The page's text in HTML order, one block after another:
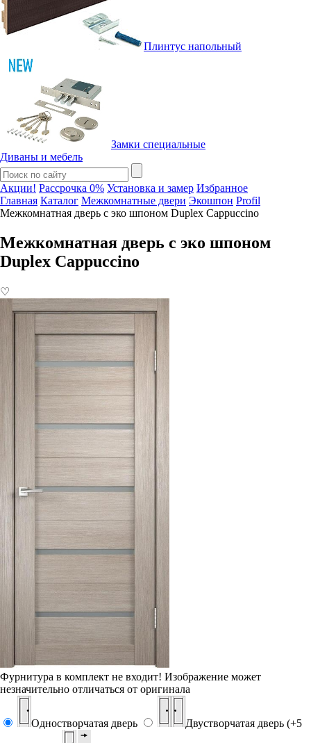
Плинтус напольный
Замки специальные
Диваны и мебель
Акции! Рассрочка 0% Установка и замер Избранное
Главная Каталог Межкомнатные двери Экошпон Profil
Межкомнатная дверь с эко шпоном Duplex Cappuccino
Межкомнатная дверь с эко шпоном
Duplex Cappuccino
♡
Фурнитура в комплект не входит! Изображение может
незначительно отличаться от оригинала
Одностворчатая дверь Двустворчатая дверь (+5